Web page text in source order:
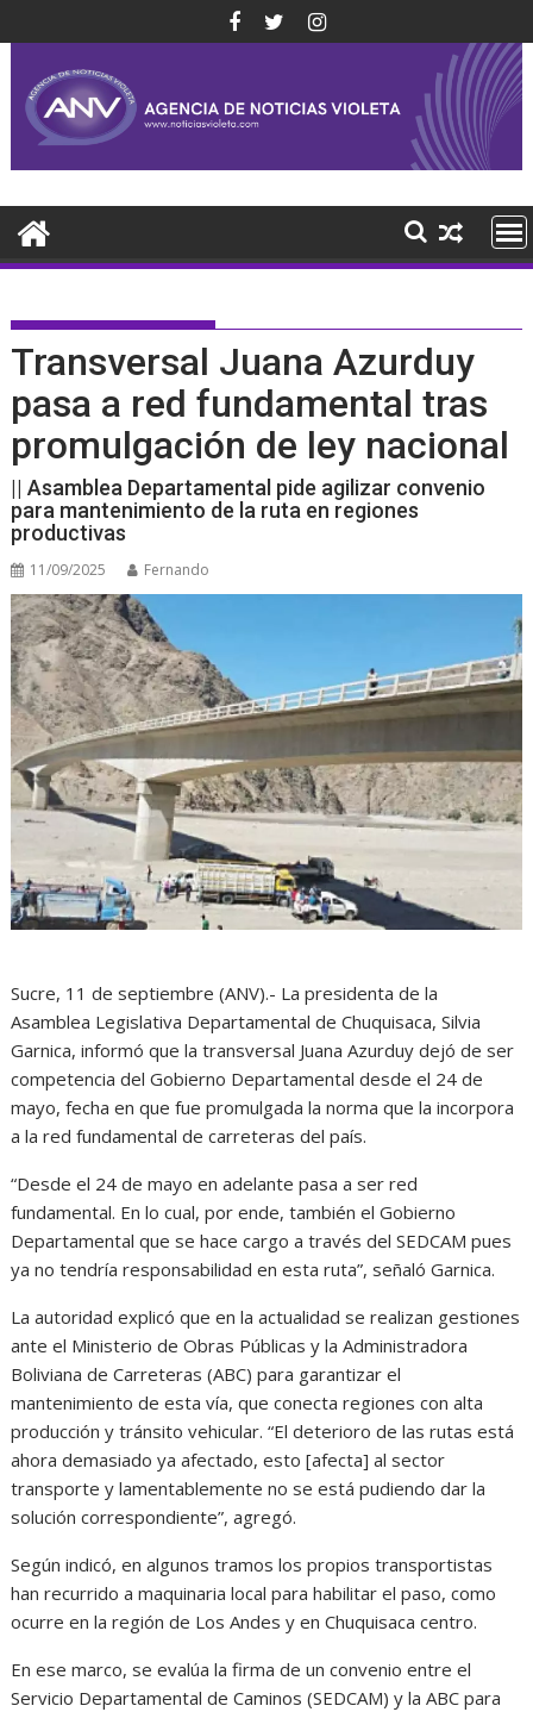
al
contenido
Transversal Juana Azurduy
pasa a red fundamental tras
promulgación de ley nacional
|| Asamblea Departamental pide agilizar convenio
para mantenimiento de la ruta en regiones
productivas
11/09/2025 Fernando
Sucre, 11 de septiembre (ANV).- La presidenta de la
Asamblea Legislativa Departamental de Chuquisaca, Silvia
Garnica, informó que la transversal Juana Azurduy dejó de ser
competencia del Gobierno Departamental desde el 24 de
mayo, fecha en que fue promulgada la norma que la incorpora
a la red fundamental de carreteras del país.
“Desde el 24 de mayo en adelante pasa a ser red
fundamental. En lo cual, por ende, también el Gobierno
Departamental que se hace cargo a través del SEDCAM pues
ya no tendría responsabilidad en esta ruta”, señaló Garnica.
La autoridad explicó que en la actualidad se realizan gestiones
ante el Ministerio de Obras Públicas y la Administradora
Boliviana de Carreteras (ABC) para garantizar el
mantenimiento de esta vía, que conecta regiones con alta
producción y tránsito vehicular. “El deterioro de las rutas está
ahora demasiado ya afectado, esto [afecta] al sector
transporte y lamentablemente no se está pudiendo dar la
solución correspondiente”, agregó.
Según indicó, en algunos tramos los propios transportistas
han recurrido a maquinaria local para habilitar el paso, como
ocurre en la región de Los Andes y en Chuquisaca centro.
En ese marco, se evalúa la firma de un convenio entre el
Servicio Departamental de Caminos (SEDCAM) y la ABC para